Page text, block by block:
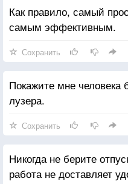
Как правило, самый
самым эффективным.
Сохранить
Покажите мне человека
лузера.
Сохранить
Никогда не берите
работа не доставляет